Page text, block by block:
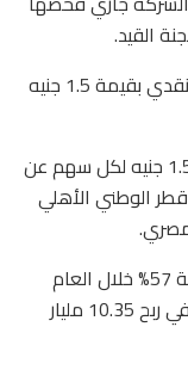
القيد.
وكان اقترح بنك قطر الوطني الأهلي، توزيع نقدي بقيمة 1.5 جنيه
ويتضمن المقترح توزيع كوبون نقدي قدره 1.5 جنيه لكل سهم عن
الوطني الأهلي
الأهلي، بنسبة 57% خلال العام
الماضي، لتصل 16.22 مليار جنيه، مقارنة بصافي ربح 10.35 مليار